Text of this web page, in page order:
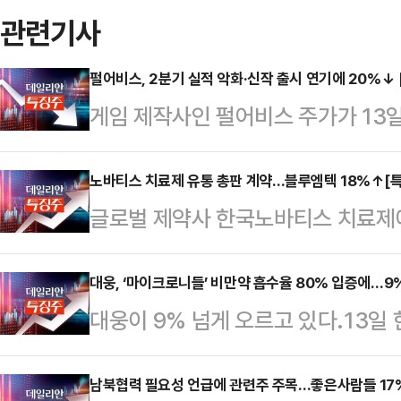
관련기사
펄어비스, 2분기 실적 악화·신작 출시 연기에
게임 제작사인 펄어비스 주가가 13
에 2분기 실적 악화가 겹치며 투자
따르면, 이날 오전 9시 16분 코스닥
20.46% 내린 3만11000원에 거
했다.펄어비스는 연결 기준 올해 2
됐다고 이날 공시했다. 지난해 동
허진영 펄어비스 최고경영자
분기 출시 …
노바티스 치료제 유통 총판 계약…블루엠텍 18%↑[
글로벌 제약사 한국노바티스 치료
이 전해진 블루엠텍 주가가 13일
온라인 유통 플랫폼 기업이다.한국
스닥 시장에서 블루엠텍은 전 거
이다. 장중 한때 6450원까지 오르
티스와 이상지질혈증 치료제 '렉비
대웅, ‘마이크로니들’ 비만약 흡수율 80% 입증에
대웅이 9% 넘게 오르고 있다.13일
분 현재 대웅은 전 거래일 대비
고 있다. 주가는 상승 출발한 뒤 강
남북협력 필요성 언급에 관련주 주목…좋은사람들